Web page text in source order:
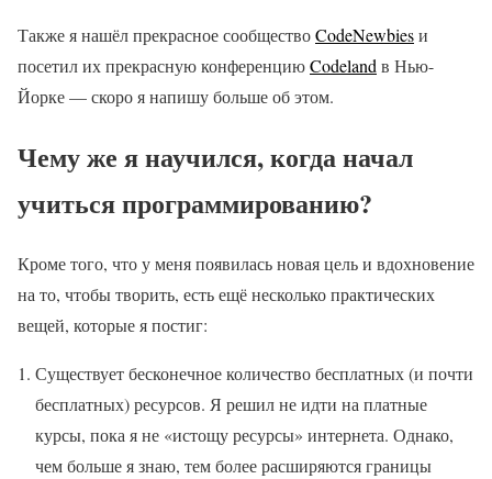
Также я нашёл прекрасное сообществоCodeNewbiesи
посетил их прекрасную конференциюCodelandв Нью-
Йорке — скоро я напишу больше об этом.
Чему же я научился, когда начал
учиться программированию?
Кроме того, что у меня появилась новая цель и вдохновение
на то, чтобы творить, есть ещё несколько практических
вещей, которые я постиг:
Существует бесконечное количество бесплатных (и почти
бесплатных) ресурсов. Я решил не идти на платные
курсы, пока я не «истощу ресурсы» интернета. Однако,
чем больше я знаю, тем более расширяются границы